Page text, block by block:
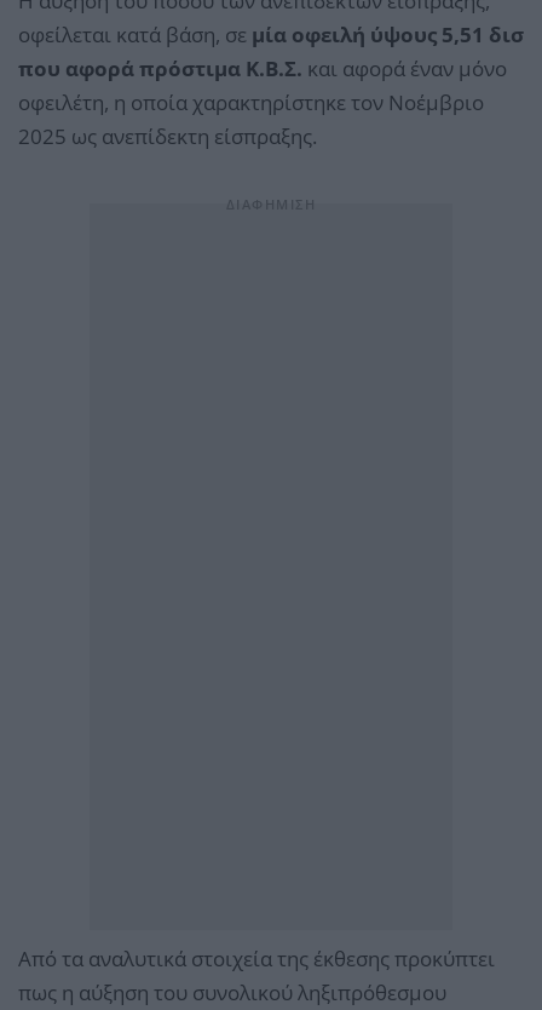
οφείλεται κατά βάση, σε μία οφειλή ύψους 5,51 δισ
που αφορά πρόστιμα Κ.Β.Σ. και αφορά έναν μόνο
οφειλέτη, η οποία χαρακτηρίστηκε τον Νοέμβριο
2025 ως ανεπίδεκτη είσπραξης.
Από τα αναλυτικά στοιχεία της έκθεσης προκύπτει
πως η αύξηση του συνολικού ληξιπρόθεσμου